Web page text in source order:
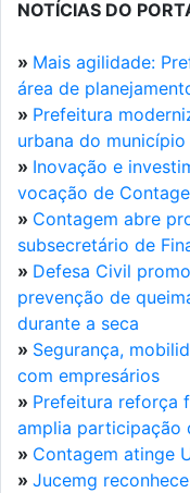
NOTÍCIAS DO
» Mais agilidade:
área de
» Prefeitura
urbana do município
» Inovação e
vocação de
» Contagem abre
subsecretário de
» Defesa Civil
prevenção de
durante a seca
» Segurança,
com empresários
» Prefeitura reforça
amplia participação
» Contagem atinge
» Jucemg